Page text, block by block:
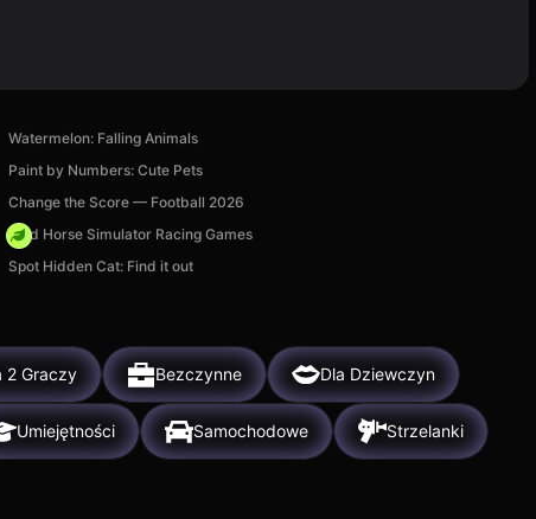
Watermelon: Falling Animals
Paint by Numbers: Cute Pets
Change the Score — Football 2026
Wild Horse Simulator Racing Games
Spot Hidden Cat: Find it out
2 Graczy Bezczynne Dla Dziewczyn
Umiejętności Samochodowe Strzelanki